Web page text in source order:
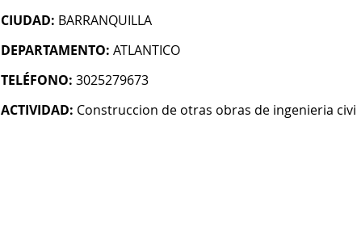
CIUDAD: BARRANQUILLA
DEPARTAMENTO: ATLANTICO
TELÉFONO: 3025279673
ACTIVIDAD: Construccion de otras obras de ingenieria